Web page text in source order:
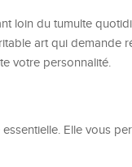
loin du tumulte
art qui demande
votre personnalité.
Elle vous